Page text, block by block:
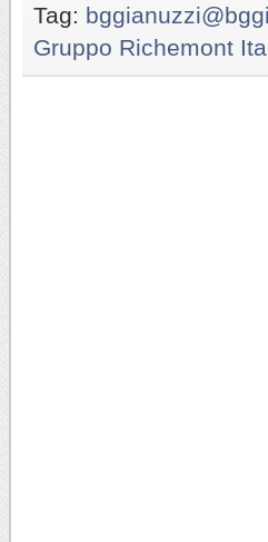
Tag:
Gruppo Richemont